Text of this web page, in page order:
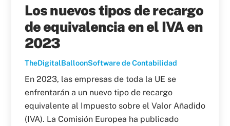
Los nuevos tipos de recargo
de equivalencia en el IVA en
2023
TheDigitalBalloonSoftware de Contabilidad
En 2023, las empresas de toda la UE se
enfrentarán a un nuevo tipo de recargo
equivalente al Impuesto sobre el Valor Añadido
(IVA). La Comisión Europea ha publicado